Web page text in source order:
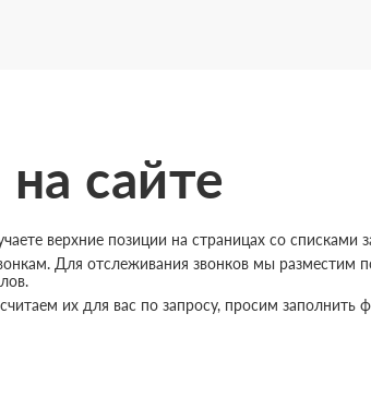
сайте
верхние позиции на страницах со списками
Для отслеживания звонков мы разместим
их для вас по запросу, просим заполнить